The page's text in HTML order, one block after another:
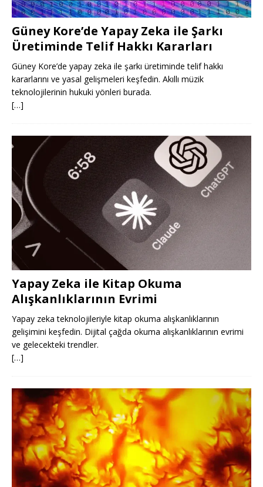
Güney Kore’de Yapay Zeka ile Şarkı
Üretiminde Telif Hakkı Kararları
Güney Kore’de yapay zeka ile şarkı üretiminde telif hakkı
kararlarını ve yasal gelişmeleri keşfedin. Akıllı müzik
teknolojilerinin hukuki yönleri burada.
[…]
Yapay Zeka ile Kitap Okuma
Alışkanlıklarının Evrimi
Yapay zeka teknolojileriyle kitap okuma alışkanlıklarının
gelişimini keşfedin. Dijital çağda okuma alışkanlıklarının evrimi
ve gelecekteki trendler.
[…]